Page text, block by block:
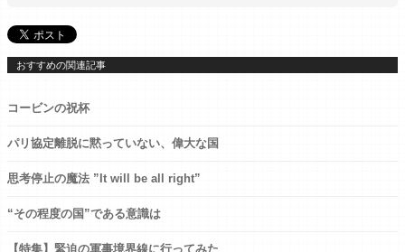
おすすめの関連記事
コービンの祝杯
パリ協定離脱に黙っていない、偉大な国
思考停止の魔法 ”It will be all right”
“その程度の国”である意識は
【特集】緊迫の軍事境界線に行ってみた